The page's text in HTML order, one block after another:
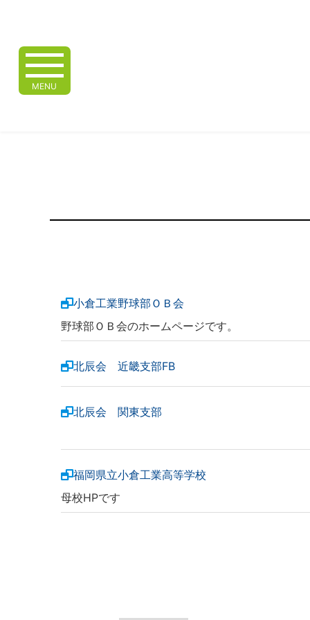
MENU
小倉工業野球部ＯＢ会
野球部ＯＢ会のホームページです。
北辰会 近畿支部FB
北辰会 関東支部
福岡県立小倉工業高等学校
母校HPです